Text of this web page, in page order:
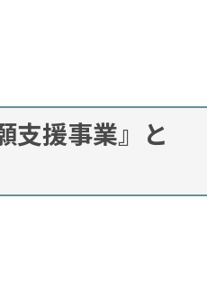
支援事業』
と